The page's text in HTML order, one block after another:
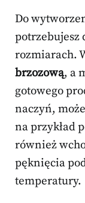
Do
potrzebujesz
rozmiarach.
brzozową, a
gotowego
naczyń,
na przykład
również
pęknięcia
temperatury.